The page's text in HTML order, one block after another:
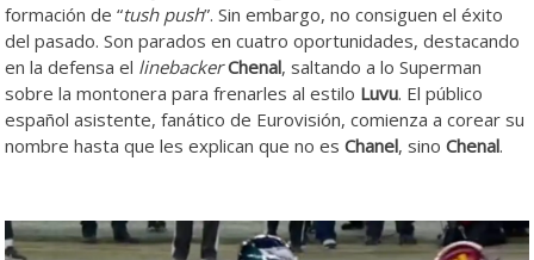
formación de “tush push”. Sin embargo, no consiguen el éxito
del pasado. Son parados en cuatro oportunidades, destacando
en la defensa el linebacker Chenal, saltando a lo Superman
sobre la montonera para frenarles al estilo Luvu. El público
español asistente, fanático de Eurovisión, comienza a corear su
nombre hasta que les explican que no esChanel, sinoChenal.